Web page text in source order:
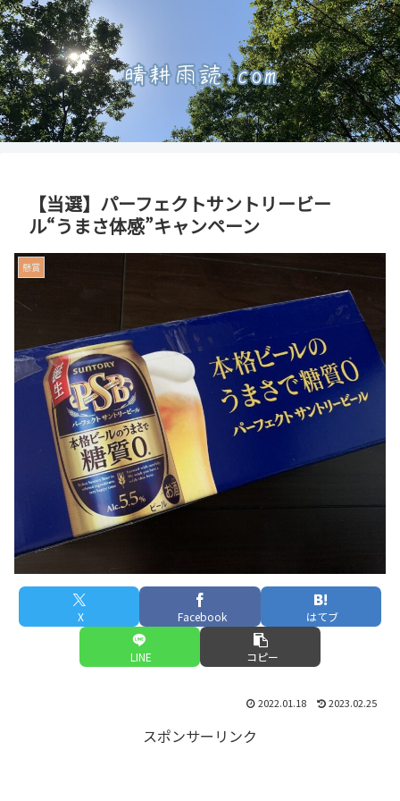
【当選】パーフェクトサントリービー
ル“うまさ体感”キャンペーン
懸賞
X Facebook はてブ
LINE コピー
2022.01.18 2023.02.25
スポンサーリンク